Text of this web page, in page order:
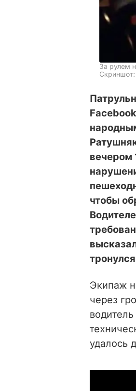
За рулем
Скриншот:
Facebook
вечером
чтобы
Экипаж
через
удалось